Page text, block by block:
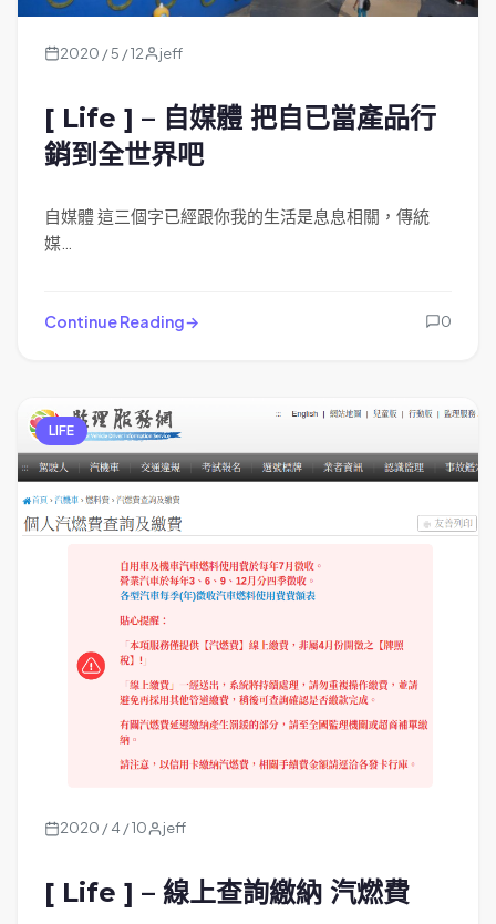
2020 / 5 / 12 jeff
[ Life ] – 自媒體 把自已當產品行
銷到全世界吧
自媒體 這三個字已經跟你我的生活是息息相關，傳統
媒…
Continue Reading 0
LIFE
2020 / 4 / 10 jeff
[ Life ] – 線上查詢繳納 汽燃費